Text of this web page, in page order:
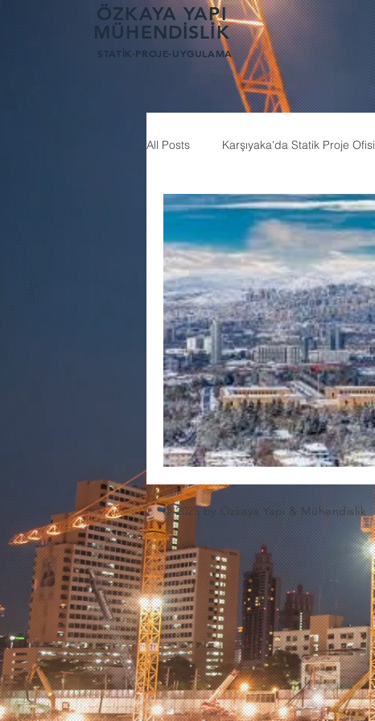
AW-16940215269
ÖZKAYA YAPI
MÜHENDİSLİK
STATİK-PROJE-UYGULAMA
All Posts Karşıyaka'da Statik Proje Ofisi
© 2025 by Özkaya Yapı & Mühendislik
AW-16940215269